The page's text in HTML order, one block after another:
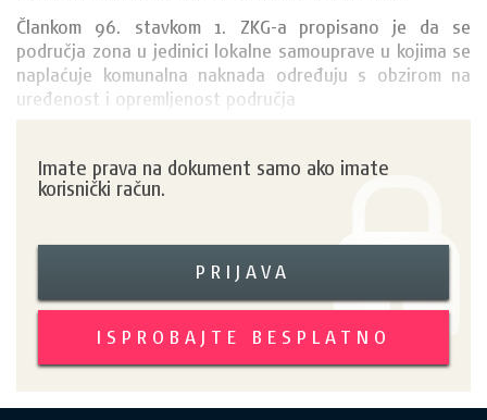
Člankom 96. stavkom 1. ZKG-a propisano je da se
područja zona u jedinici lokalne samouprave u kojima se
naplaćuje komunalna naknada određuju s obzirom na
uređenost i opremljenost područja
Imate prava na dokument samo ako imate
korisnički račun.
PRIJAVA
ISPROBAJTE BESPLATNO